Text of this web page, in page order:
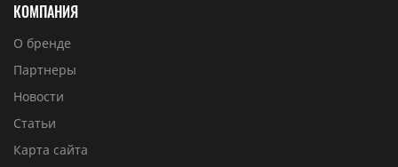
КОМПАНИЯ
О бренде
Партнеры
Новости
Статьи
Карта сайта